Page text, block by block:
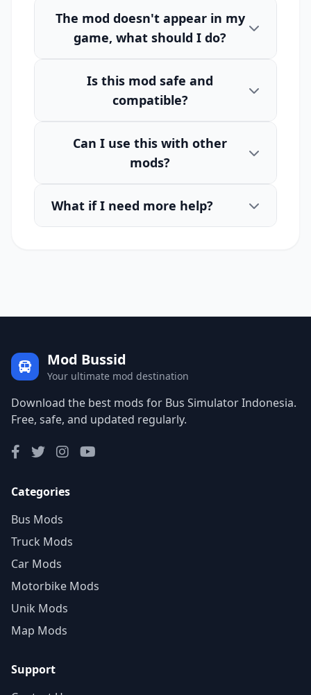
The mod doesn't appear in my
game, what should I do?
Is this mod safe and
compatible?
Can I use this with other
mods?
What if I need more help?
Mod Bussid
Your ultimate mod destination
Download the best mods for Bus Simulator Indonesia.
Free, safe, and updated regularly.
Categories
Bus Mods
Truck Mods
Car Mods
Motorbike Mods
Unik Mods
Map Mods
Support